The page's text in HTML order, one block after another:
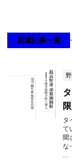
関連記事一覧
タ
て
聞
な
...